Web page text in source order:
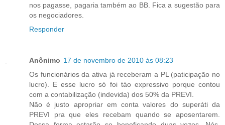
nos pagasse, pagaria também ao BB. Fica a sugestão para
os negociadores.
Responder
Anônimo 17 de novembro de 2010 às 08:23
Os funcionários da ativa já receberam a PL (paticipação no
lucro). E esse lucro só foi táo expressivo porque contou
com a contabilização (indevida) dos 50% da PREVI.
Não é justo apropriar em conta valores do superáti da
PREVI pra que eles recebam quando se aposentarem.